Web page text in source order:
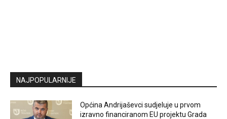
NAJPOPULARNIJE
Općina Andrijaševci sudjeluje u prvom
izravno financiranom EU projektu Grada